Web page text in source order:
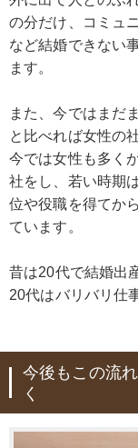
の分だけ、コミュ
など結婚できない
ます。
また、今ではまだ
と比べれば女性の
今では女性も多く
社をし、若い時期
位や役職を得てか
ています。
昔は20代で結婚出
20代はバリバリ仕
今後もこの流
く